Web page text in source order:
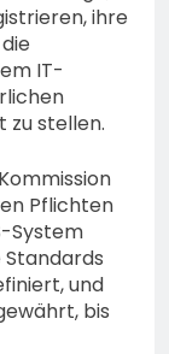
ihre
IT-
zu stellen.
Pflichten
System
und
bis